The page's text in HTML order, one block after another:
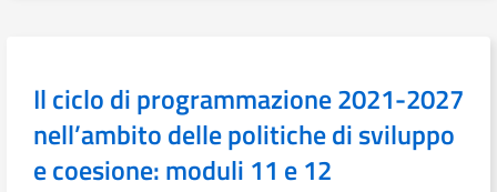
Il ciclo di programmazione 2021-2027
nell’ambito delle politiche di sviluppo
e coesione: moduli 11 e 12